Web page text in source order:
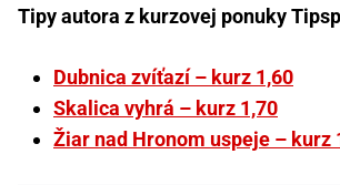
Tipy autora z kurzovej ponuky
Dubnica zvíťazí – kurz 1,60
Skalica vyhrá – kurz 1,70
Žiar nad Hronom uspeje – kurz